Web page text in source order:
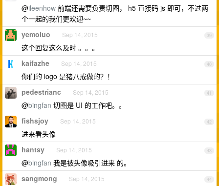
@ileenhow 前端还需要负责切图， h5 直接码 js 即可，不过两
个一起的我们更欢迎~~
39
yemoluo Sep 14, 2015
这个回复这么及时 。。。
40
kaifazhe Sep 14, 2015
你们的 logo 是猪八戒做的？！
41
pedestrianc Sep 14, 2015
@bingfan 切图是 UI 的工作吧。。
42
fishsjoy Sep 14, 2015
进来看头像
43
hantsy Sep 14, 2015
@bingfan 我是被头像吸引进来 的。
44
sangmong Sep 14, 2015